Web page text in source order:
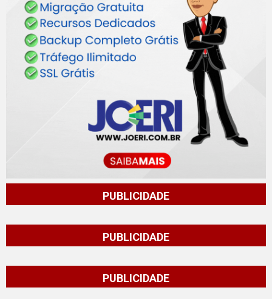
PUBLICIDADE
PUBLICIDADE
PUBLICIDADE